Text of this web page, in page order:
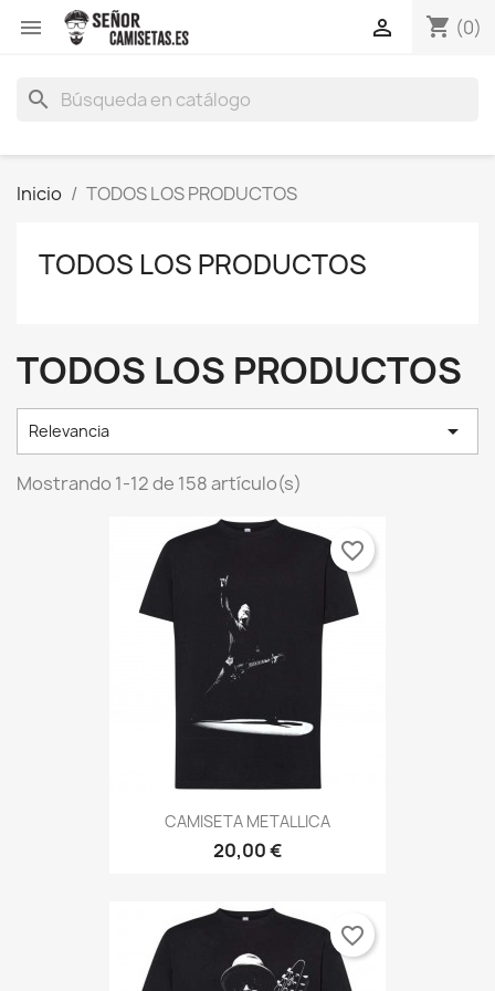
 shopping_cart (0)

search
Inicio TODOS LOS PRODUCTOS
TODOS LOS PRODUCTOS
TODOS LOS PRODUCTOS
Relevancia 
Mostrando 1-12 de 158 artículo(s)
CAMISETA METALLICA
20,00 €
favorite_border
favorite_border